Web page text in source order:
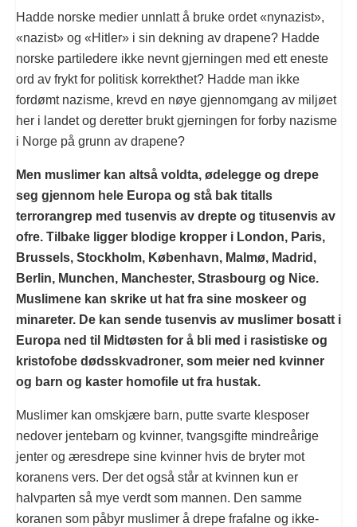
Hadde norske medier unnlatt å bruke ordet «nynazist»,
«nazist» og «Hitler» i sin dekning av drapene? Hadde
norske partiledere ikke nevnt gjerningen med ett eneste
ord av frykt for politisk korrekthet? Hadde man ikke
fordømt nazisme, krevd en nøye gjennomgang av miljøet
her i landet og deretter brukt gjerningen for forby nazisme
i Norge på grunn av drapene?
Men muslimer kan altså voldta, ødelegge og drepe
seg gjennom hele Europa og stå bak titalls
terrorangrep med tusenvis av drepte og titusenvis av
ofre. Tilbake ligger blodige kropper i London, Paris,
Brussels, Stockholm, København, Malmø, Madrid,
Berlin, Munchen, Manchester, Strasbourg og Nice.
Muslimene kan skrike ut hat fra sine moskeer og
minareter. De kan sende tusenvis av muslimer bosatt i
Europa ned til Midtøsten for å bli med i rasistiske og
kristofobe dødsskvadroner, som meier ned kvinner
og barn og kaster homofile ut fra hustak.
Muslimer kan omskjære barn, putte svarte klesposer
nedover jentebarn og kvinner, tvangsgifte mindreårige
jenter og æresdrepe sine kvinner hvis de bryter mot
koranens vers. Der det også står at kvinnen kun er
halvparten så mye verdt som mannen. Den samme
koranen som påbyr muslimer å drepe frafalne og ikke-